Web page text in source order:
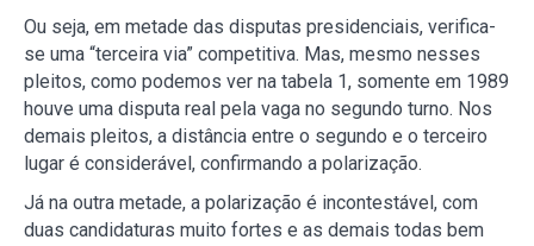
Ou seja, em metade das disputas presidenciais, verifica-
se uma “terceira via” competitiva. Mas, mesmo nesses
pleitos, como podemos ver na tabela 1, somente em 1989
houve uma disputa real pela vaga no segundo turno. Nos
demais pleitos, a distância entre o segundo e o terceiro
lugar é considerável, confirmando a polarização.
Já na outra metade, a polarização é incontestável, com
duas candidaturas muito fortes e as demais todas bem